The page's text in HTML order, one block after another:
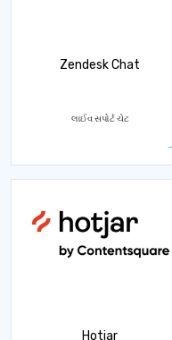
Zendesk Chat
લાઈવ સપોર્ટ ચેટ
Hotjar